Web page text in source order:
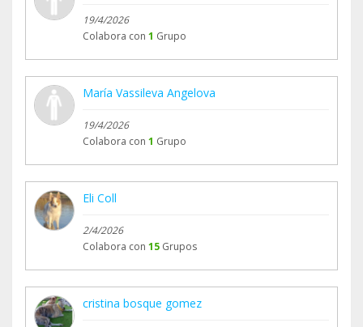
19/4/2026
Colabora con 1 Grupo
María Vassileva Angelova
19/4/2026
Colabora con 1 Grupo
Eli Coll
2/4/2026
Colabora con 15 Grupos
cristina bosque gomez